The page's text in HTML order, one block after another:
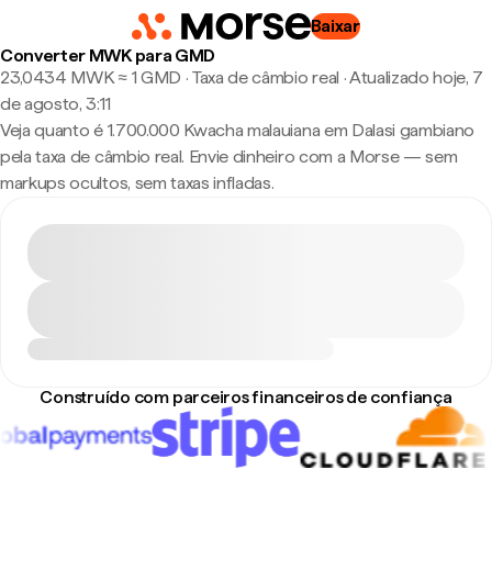
Baixar
Converter MWK para GMD
23,0434 MWK ≈ 1 GMD · Taxa de câmbio real ·Atualizado hoje, 7
de agosto, 3:11
Veja quanto é 1.700.000 Kwacha malauiana em Dalasi gambiano
pela taxa de câmbio real. Envie dinheiro com a Morse — sem
markups ocultos, sem taxas infladas.
Construído com parceiros financeiros de confiança